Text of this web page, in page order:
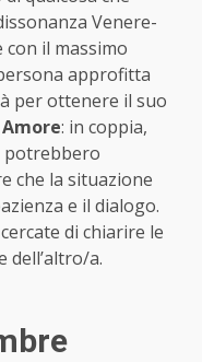
Venere-
il massimo
approfitta
per ottenere il suo
Amore: in coppia,
potrebbero
che la situazione
e il dialogo.
di chiarire le
dell’altro/a.